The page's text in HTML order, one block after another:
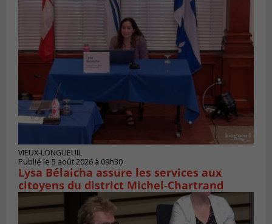
VIEUX-LONGUEUIL
Publié le 5 août 2026 à 09h30
Lysa Bélaicha assure les services aux
citoyens du district Michel‑Chartrand